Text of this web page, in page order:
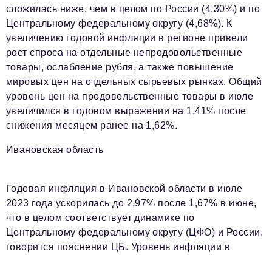
сложилась ниже, чем в целом по России (4,30%) и по
Центральному федеральному округу (4,68%). К
увеличению годовой инфляции в регионе привели
рост спроса на отдельные непродовольственные
товары, ослабление рубля, а также повышение
мировых цен на отдельных сырьевых рынках. Общий
уровень цен на продовольственные товары в июле
увеличился в годовом выражении на 1,41% после
снижения месяцем ранее на 1,62%.
Ивановская область
Годовая инфляция в Ивановской области в июле
2023 года ускорилась до 2,97% после 1,67% в июне,
что в целом соответствует динамике по
Центральному федеральному округу (ЦФО) и России,
говорится пояснении ЦБ. Уровень инфляции в